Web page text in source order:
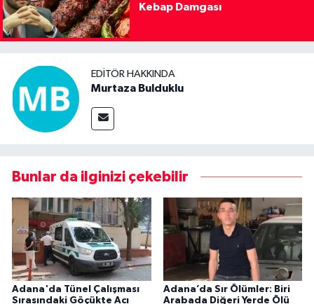
Kebap Damgası
EDITÖR HAKKINDA
Murtaza Bulduklu
Bunlar da ilginizi çekebilir
Adana'da Tünel Çalışması
Sırasındaki Göçükte Acı
Adana’da Sır Ölümler: Biri
Arabada Diğeri Yerde Ölü